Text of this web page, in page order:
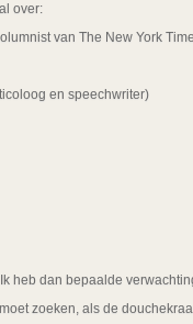
over:
van The New York
en speechwriter)
heb dan bepaalde
zoeken, als de